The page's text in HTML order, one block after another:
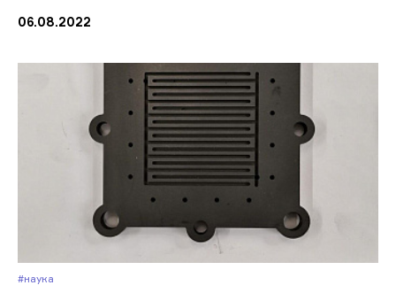
06.08.2022
#Наука